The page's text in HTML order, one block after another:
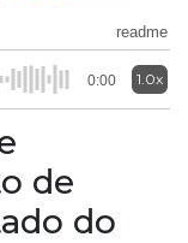
readme
0:00 1.0x
de
do